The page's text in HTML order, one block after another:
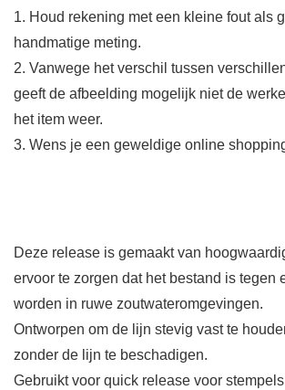
1. Houd rekening met een kleine fout als
handmatige meting.
2. Vanwege het verschil tussen
geeft de afbeelding mogelijk niet de
het item weer.
3. Wens je een geweldige online
Deze release is gemaakt van
ervoor te zorgen dat het bestand is tegen
worden in ruwe zoutwateromgevingen.
Ontworpen om de lijn stevig vast te
zonder de lijn te beschadigen.
Gebruikt voor quick release voor